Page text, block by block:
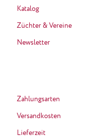
Katalog
Züchter & Vereine
Newsletter
Zahlungsarten
Versandkosten
Lieferzeit